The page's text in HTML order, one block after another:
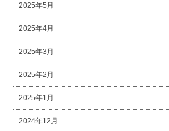
2025年5月
2025年4月
2025年3月
2025年2月
2025年1月
2024年12月